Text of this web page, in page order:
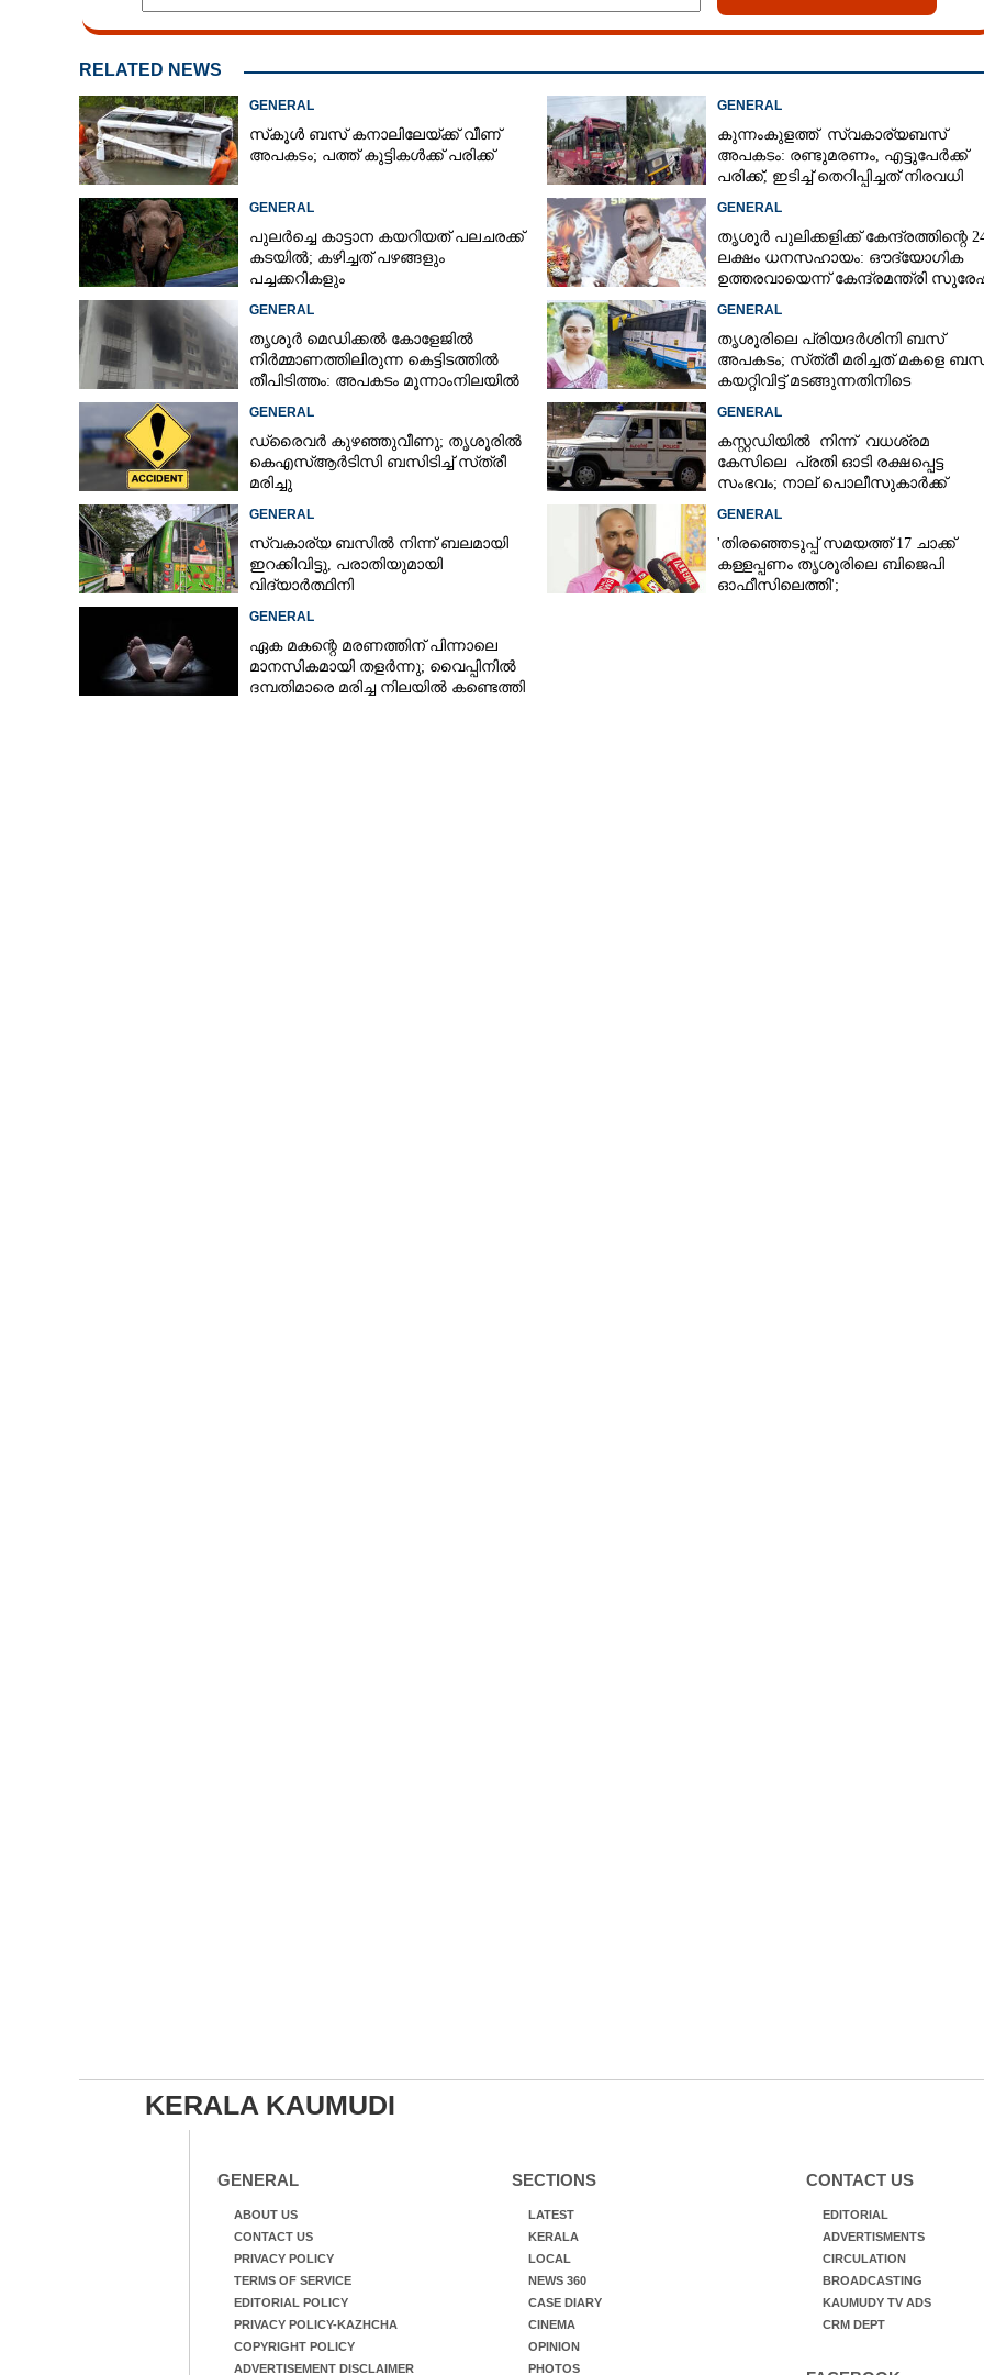
RELATED NEWS
GENERAL
സ്‌കൂൾ ബസ് കനാലിലേയ്ക്ക് വീണ്
അപകടം; പത്ത് കുട്ടികൾക്ക് പരിക്ക്
GENERAL
കുന്നംകുളത്ത് സ്വകാര്യബസ്
അപകടം: രണ്ടുമരണം, എട്ടുപേർക്ക്
പരിക്ക്, ഇടിച്ച് തെറിപ്പിച്ചത് നിരവധി
GENERAL
പുലർച്ചെ കാട്ടാന കയറിയത് പലചരക്ക്
കടയിൽ; കഴിച്ചത് പഴങ്ങളും
പച്ചക്കറികളും
GENERAL
തൃശൂർ പുലിക്കളിക്ക് കേന്ദ്രത്തിന്റെ
ലക്ഷം ധനസഹായം: ഔദ്യോഗിക
ഉത്തരവായെന്ന് കേന്ദ്രമന്ത്രി
GENERAL
തൃശൂർ മെഡിക്കൽ കോളേജിൽ
നിർമ്മാണത്തിലിരുന്ന കെട്ടിടത്തിൽ
തീപിടിത്തം: അപകടം മൂന്നാംനിലയിൽ
GENERAL
തൃശൂരിലെ പ്രിയദർശിനി ബസ്
അപകടം; സ്‌ത്രീ മരിച്ചത് മകളെ
കയറ്റിവിട്ട് മടങ്ങുന്നതിനിടെ
GENERAL
ഡ്രൈവർ കുഴഞ്ഞുവീണു; തൃശൂരിൽ
കെഎസ്‌ആർടിസി ബസിടിച്ച് സ്‌ത്രീ
മരിച്ചു
GENERAL
കസ്റ്റഡിയിൽ നിന്ന് വധശ്രമ
കേസിലെ പ്രതി ഓടി രക്ഷപ്പെട്ട
സംഭവം; നാല് പൊലീസുകാർക്ക്
GENERAL
സ്വകാര്യ ബസിൽ നിന്ന് ബലമായി
ഇറക്കിവിട്ടു, പരാതിയുമായി
വിദ്യാർത്ഥിനി
GENERAL
'തിരഞ്ഞെടുപ്പ് സമയത്ത് 17 ചാക്ക്
കള്ളപ്പണം തൃശൂരിലെ ബിജെപി
ഓഫീസിലെത്തി';
GENERAL
ഏക മകന്റെ മരണത്തിന് പിന്നാലെ
മാനസികമായി തളർന്നു; വൈപ്പിനിൽ
ദമ്പതിമാരെ മരിച്ച നിലയിൽ കണ്ടെത്തി
KERALA KAUMUDI
GENERAL
ABOUT US
CONTACT US
PRIVACY POLICY
TERMS OF SERVICE
EDITORIAL POLICY
PRIVACY POLICY-KAZHCHA
COPYRIGHT POLICY
ADVERTISEMENT DISCLAIMER
SECTIONS
LATEST
KERALA
LOCAL
NEWS 360
CASE DIARY
CINEMA
OPINION
PHOTOS
CONTACT US
EDITORIAL
ADVERTISMENTS
CIRCULATION
BROADCASTING
KAUMUDY TV ADS
CRM DEPT